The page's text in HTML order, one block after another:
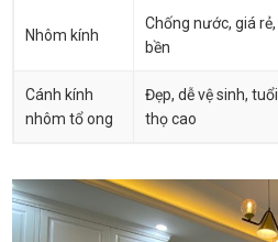
Nhôm kính
Chống nước, giá rẻ,
bền
Cánh kính
nhôm tổ ong
Đẹp, dễ vệ sinh, tuổi
thọ cao